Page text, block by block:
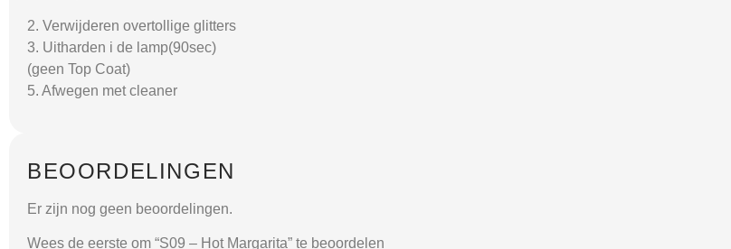
2. Verwijderen overtollige glitters
3. Uitharden i de lamp(90sec)
(geen Top Coat)
5. Afwegen met cleaner
BEOORDELINGEN
Er zijn nog geen beoordelingen.
Wees de eerste om “S09 – Hot Margarita” te beoordelen